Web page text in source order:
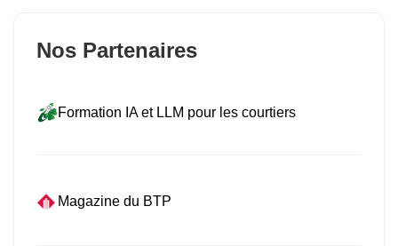
Nos Partenaires
Formation IA et LLM pour les courtiers
Magazine du BTP